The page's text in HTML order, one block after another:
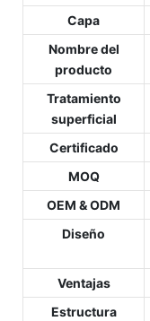
Capa
Nombre del
producto
Tratamiento
superficial
Certificado
MOQ
OEM & ODM
Diseño
Ventajas
Estructura